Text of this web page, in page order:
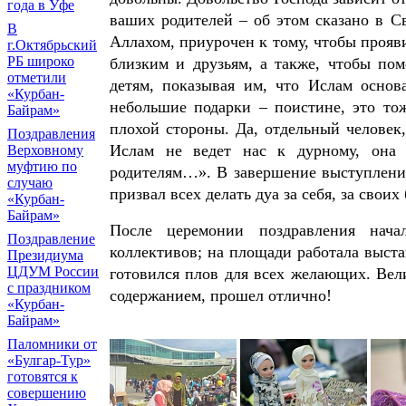
года в Уфе
В
г.Октябрьский
РБ широко
отметили
«Курбан-
Байрам»
Поздравления
Верховному
муфтию по
случаю
«Курбан-
Байрам»
Поздравление
Президиума
ЦДУМ России
с праздником
«Курбан-
Байрам»
Паломники от
«Булгар-Тур»
готовятся к
совершению
ваших родителей – об этом сказано в
Аллахом, приурочен к тому, чтобы
близким и друзьям, а также, чтобы
детям, показывая им, что Ислам
небольшие подарки – поистине, это
плохой стороны. Да, отдельный
Ислам не ведет нас к дурному, она
родителям…». В завершение
призвал всех делать дуа за себя, за
После церемонии поздравления
коллективов; на площади работала
готовился плов для всех желающих.
содержанием, прошел отлично!